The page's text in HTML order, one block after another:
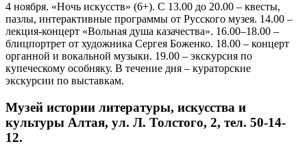
4 ноября. «Ночь искусств» (6+). С 13.00 до 20.00 – квесты,
пазлы, интерактивные программы от Русского музея. 14.00 –
лекция-концерт «Вольная душа казачества». 16.00–18.00 –
блицпортрет от художника Сергея Боженко. 18.00 – концерт
органной и вокальной музыки. 19.00 – экскурсия по
купеческому особняку. В течение дня – кураторские
экскурсии по выставкам.
Музей истории литературы, искусства и
культуры Алтая, ул. Л. Толстого, 2, тел. 50-14-
12.